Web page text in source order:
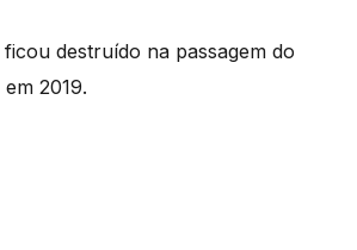
destruído na passagem do
2019.